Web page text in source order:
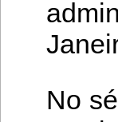
No